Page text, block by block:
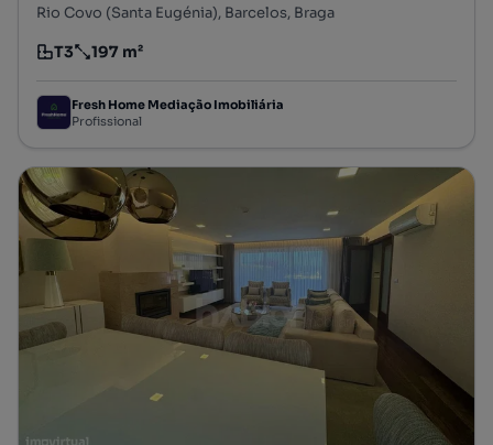
Rio Covo (Santa Eugénia), Barcelos, Braga
Tipologia
T3
Preço por metro quadrado
197 m²
Fresh Home Mediação Imobiliária
Profissional